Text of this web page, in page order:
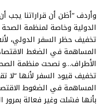
وأردف “أظن أن قراراتنا يجب
الدولية وخاصة لمنظمة
تخفيف حظر السفر الدولي،
المساهمة في الضغط
الأطراف…و نصحت منظمة
تخفيف قيود السفر لأنها
المساهمة في الضغوط
بأنها فشلت وغير فعالة بمرور